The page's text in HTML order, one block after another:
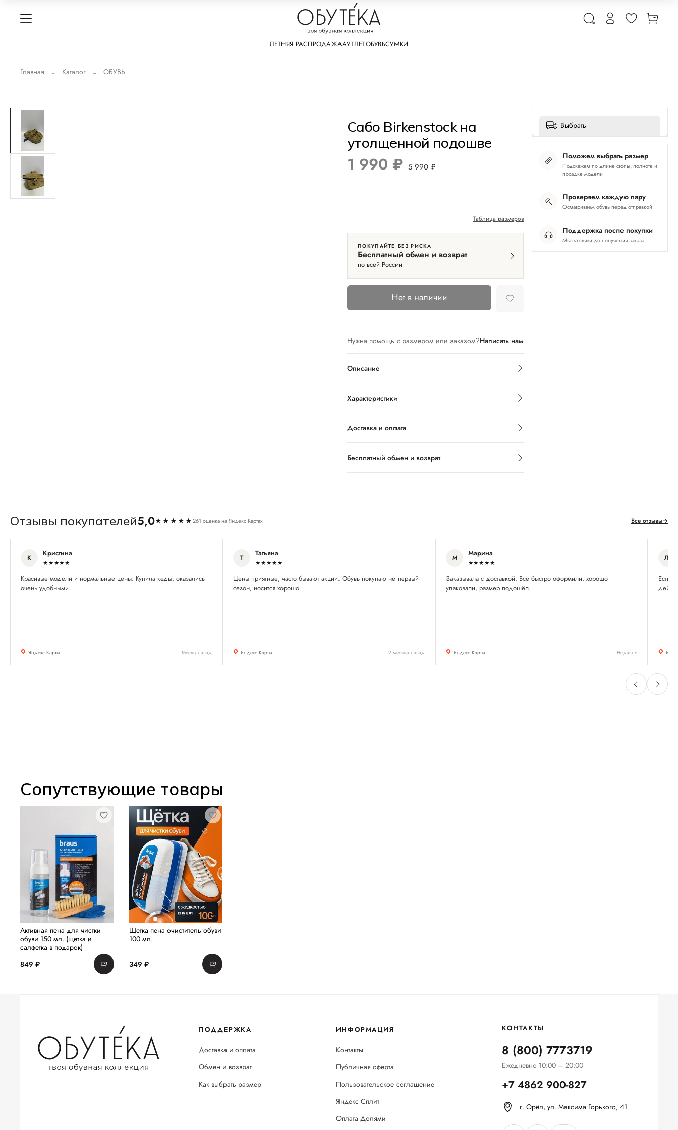
ЛЕТНЯЯ РАСПРОДАЖААУТЛЕТОБУВЬСУМКИ
Главная Каталог ОБУВЬ
Сабо Birkenstock на
утолщенной подошве
1 990 ₽ 5 990 ₽
Таблица размеров
ПОКУПАЙТЕ БЕЗ РИСКА
Бесплатный обмен и возврат
по всей России
Нет в наличии
Нужна помощь с размером или заказом?Написать нам
Описание
Характеристики
Доставка и оплата
Бесплатный обмен и возврат
Выбрать
Поможем выбрать размер
Подскажем по длине стопы, полноте и
посадке модели
Проверяем каждую пару
Осматриваем обувь перед отправкой
Поддержка после покупки
Мы на связи до получения заказа
Отзывы покупателей5,0★★★★★261 оценка на Яндекс Картах Все отзывы→
К Кристина
★★★★★
Красивые модели и нормальные цены. Купила кеды, оказались
очень удобными.
Яндекс Карты Месяц назад
Т Татьяна
★★★★★
Цены приятные, часто бывают акции. Обувь покупаю не первый
сезон, носится хорошо.
Яндекс Карты 2 месяца назад
М Марина
★★★★★
Заказывала с доставкой. Всё быстро оформили, хорошо
упаковали, размер подошёл.
Яндекс Карты Недавно
Л
Есть
Сопутствующие товары
Активная пена для чистки
обуви 150 мл. (щетка и
салфетка в подарок)
849 ₽
Щетка пена очиститель обуви
100 мл.
349 ₽
ПОДДЕРЖКА
Доставка и оплата
Обмен и возврат
Как выбрать размер
ИНФОРМАЦИЯ
Контакты
Публичная оферта
Пользовательское соглашение
Яндекс Сплит
Оплата Долями
КОНТАКТЫ
8 (800) 7773719
Ежедневно 10:00 – 20:00
+7 4862 900-827
г. Орёл, ул. Максима Горького, 41